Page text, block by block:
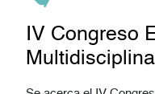
IV Congreso